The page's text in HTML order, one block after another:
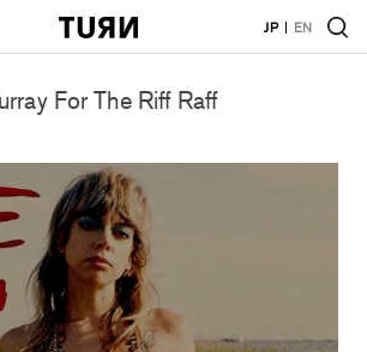
JP EN
For The Riff Raff